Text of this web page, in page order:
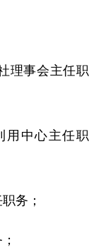
事会主任职
中心主任职
务；